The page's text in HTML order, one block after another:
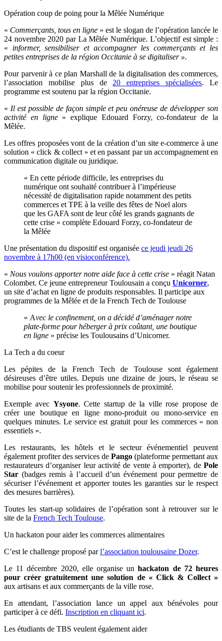
Opération coup de poing pour la Mêlée Numérique
« Commerçants, tous en ligne » est le slogan de l’opération lancée le
24 novembre 2020 par La Mêlée Numérique. L’objectif est simple :
« informer, sensibiliser et accompagner les commerçants et les
petites entreprises de la région Occitanie à se digitaliser ».
Pour parvenir à ce plan Marshall de la digitalisation des commerces,
l’association mobilise plus de 20 entreprises spécialisées. Le
programme est soutenu par la région Occitanie.
« Il est possible de façon simple et peu onéreuse de développer son
activité en ligne» explique Edouard Forzy, co-fondateur de la
Mêlée.
Les offres proposées vont de la création d’un site e-commerce à une
solution « click & collect » et en passant par un accompagnement en
communication digitale ou juridique.
« En cette période difficile, les entreprises du
numérique ont souhaité contribuer à l’impérieuse
nécessité de digitalisation rapide notamment des petits
commerces et TPE à la veille des fêtes de Noel alors
que les GAFA sont de leur côté les grands gagnants de
cette crise » complète Edouard Forzy, co-fondateur de
la Mêlée
Une présentation du dispositif est organisée ce jeudi jeudi 26
novembre à 17h00 (en visioconférence).
« Nous voulons apporter notre aide face à cette crise » réagit Natan
Colombet. Ce jeune entrepreneur Toulousain a conçu Unicorner,
un site d’achat en ligne de produits responsables. Il participe aux
programmes de la Mêlée et de la French Tech de Toulouse
« Avec le confinement, on a décidé d’aménager notre
plate-forme pour héberger à prix coûtant, une boutique
en ligne » précise les Toulousains d’Unicorner.
La Tech a du coeur
Les pépites de la French Tech de Toulouse sont également
désireuses d’être utiles. Depuis une dizaine de jours, le réseau se
mobilise pour soutenir les professionnels de proximité.
Exemple avec Ysyone. Cette startup de la ville rose propose de
créer une boutique en ligne mono-produit ou mono-service en
quelques minutes. Le service est gratuit pour les commerces « non
essentiels ».
Les restaurants, les hôtels et le secteur événementiel peuvent
également profiter des services de Pango (plateforme permettant aux
restaurateurs d’organiser leur activité de vente à emporter), de Pole
Star (badges remis à l’accueil d’un événement pour permettre de
sécuriser l’événement et apporter toutes les garanties sur le respect
des mesures barrières).
Toutes les start-up solidaires de l’opération sont à retrouver sur le
site de la French Tech Toulouse.
Un hackaton pour aider les commerces alimentaires
C’est le challenge proposé parl’association toulousaine Dozer.
Le 11 décembre 2020, elle organise unhackaton de 72 heures
pour créer gratuitement une solution de « Click & Collect »
aux artisans et aux commerçants de la ville rose.
En attendant, l’association lance un appel aux bénévoles pour
participer à ce défi. Inscription en cliquant ici.
Les étudiants de TBS veulent également aider